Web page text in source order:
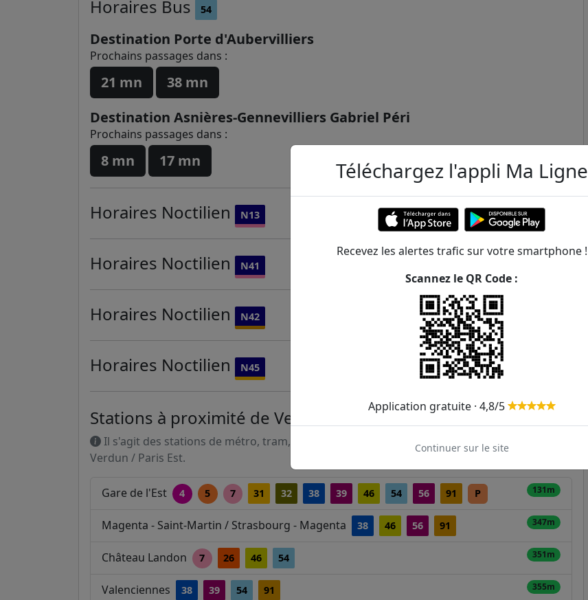
Horaires Bus 54
Destination Porte d'Aubervilliers
Prochains passages dans :
21 mn
38 mn
Destination Asnières-Gennevilliers Gabriel Péri
Prochains passages dans :
8 mn 17 mn
Horaires Noctilien N13
Horaires Noctilien N41
Horaires Noctilien N42
Horaires Noctilien N45
Stations à proximité de Verdun / Paris Est
Il s'agit des stations de métro, tram, RER et transilien situées à moins de 1km de la gare
Verdun / Paris Est.
Gare de l'Est 4 5 7 31 32 38 39 46 54 56 91 P 131m
Magenta - Saint-Martin / Strasbourg - Magenta 38 46 56 91 347m
Château Landon 7 26 46 54 351m
Valenciennes 38 39 54 91 355m
Téléchargez l'appli Ma Ligne
Recevez les alertes trafic sur votre smartphone !
Scannez le QR Code :
Application gratuite · 4,8/5
Continuer sur le site